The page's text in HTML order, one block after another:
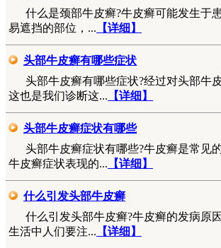
什么是颈部牛皮癣?牛皮癣可能发生于
易遮挡的部位，... 【详细】
头部牛皮癣有哪些症状
头部牛皮癣有哪些症状?经过对头部牛
这也是我们诊断这... 【详细】
头部牛皮癣症状有哪些
头部牛皮癣症状有哪些?牛皮癣是常见
牛皮癣症状表现的... 【详细】
什么引发头部牛皮癣
什么引发头部牛皮癣?牛皮癣的发病原
生活中人们要注... 【详细】